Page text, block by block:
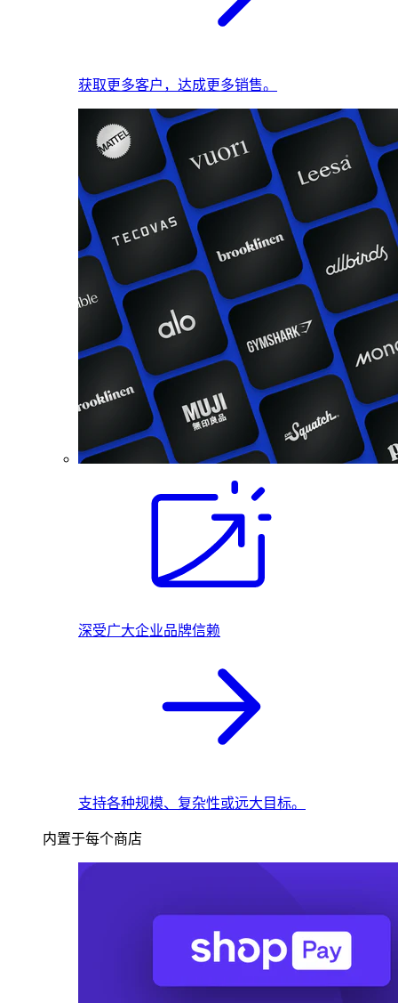
获取更多客户，达成更多销售。
深受广大企业品牌信赖
支持各种规模、复杂性或远大目标。
内置于每个商店